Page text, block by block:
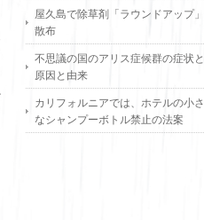
屋久島で除草剤「ラウンドアップ」
散布
不思議の国のアリス症候群の症状と
原因と由来
カリフォルニアでは、ホテルの小さ
なシャンプーボトル禁止の法案